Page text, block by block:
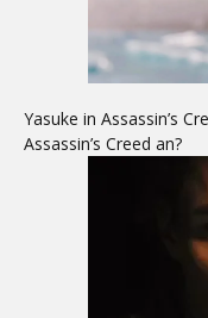
Yasuke in Assassin’s
Assassin’s Creed an?